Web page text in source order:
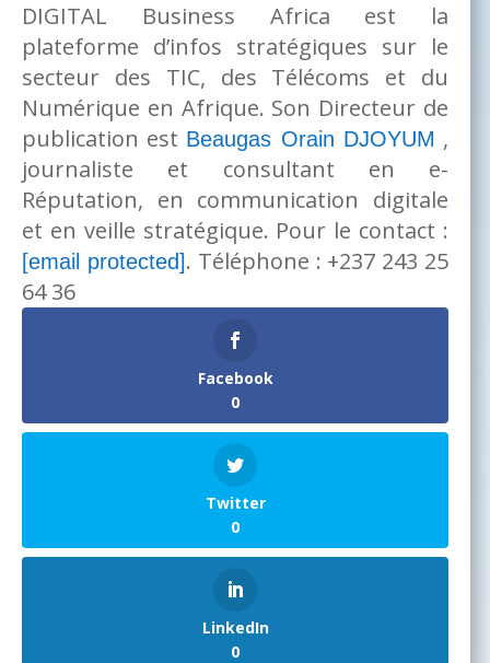
DIGITAL Business Africa est la
plateforme d’infos stratégiques sur le
secteur des TIC, des Télécoms et du
Numérique en Afrique. Son Directeur de
publication est Beaugas Orain DJOYUM ,
journaliste et consultant en e-
Réputation, en communication digitale
et en veille stratégique. Pour le contact :
[email protected]. Téléphone : +237 243 25
64 36
Facebook
0
Twitter
0
LinkedIn
0